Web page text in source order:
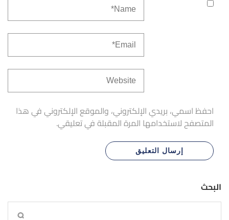
احفظ اسمي، بريدي الإلكتروني، والموقع الإلكتروني في هذا
المتصفح لاستخدامها المرة المقبلة في تعليقي.
البحث